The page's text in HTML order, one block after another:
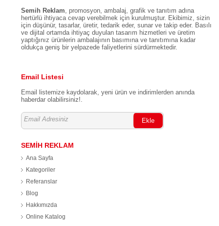
Semih Reklam, promosyon, ambalaj, grafik ve tanıtım adına
hertürlü ihtiyaca cevap verebilmek için kurulmuştur. Ekibimiz, sizin
için düşünür, tasarlar, üretir, tedarik eder, sunar ve takip eder. Basılı
ve dijital ortamda ihtiyaç duyulan tasarım hizmetleri ve üretim
yaptığınız ürünlerin ambalajının basımına ve tanıtımına kadar
oldukça geniş bir yelpazede faliyetlerini sürdürmektedir.
Email Listesi
Email listemize kaydolarak, yeni ürün ve indirimlerden anında
haberdar olabilirsiniz!.
Ekle
SEMİH REKLAM
Ana Sayfa
Kategoriler
Referanslar
Blog
Hakkımızda
Online Katalog